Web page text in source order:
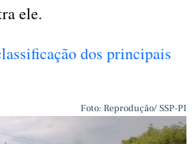
ele.
dos principais
Foto: Reprodução/ SSP-PI